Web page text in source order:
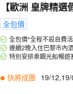
【歐洲 皇牌精
施華洛世奇水晶
）
全包價
全包價*全程不設自費
連續2晚入住巴黎市內
特別安排乘觀光船暢遊
快將成團 19/12,